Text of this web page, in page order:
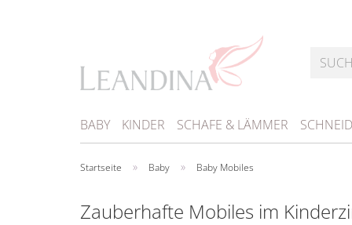
BABY KINDER SCHAFE & LÄMMER
Level 1
Startseite » Baby » Baby Mobiles
Zauberhafte Mobiles im